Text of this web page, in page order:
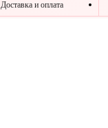
Доставка и оплата